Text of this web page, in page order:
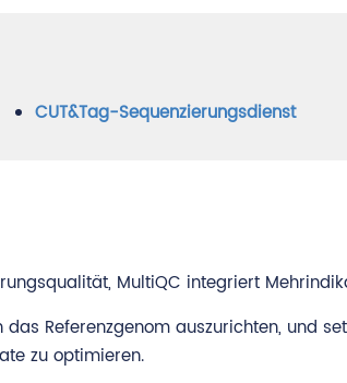
CUT&Tag-Sequenzierungsdienst
MultiQC integriert
Referenzgenom auszurichten, und
zu optimieren.